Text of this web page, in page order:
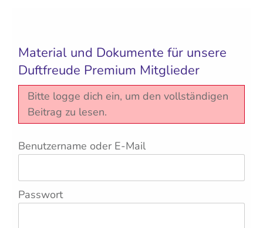
Material und Dokumente für unsere
Duftfreude Premium Mitglieder
Bitte logge dich ein, um den vollständigen
Beitrag zu lesen.
Benutzername oder E-Mail
Passwort